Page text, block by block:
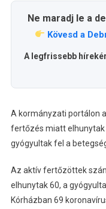
Ne maradj le a
Kövesd a
A legfrissebb
A kormányzati portálon
fertőzés miatt
gyógyultak fel a
Az aktív fertőzöttek
elhunytak 60, a
Kórházban 69